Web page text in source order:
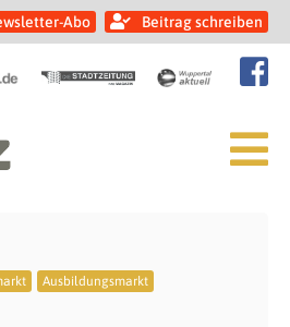
Abo Beitrag schreiben
Ausbildungsmarkt